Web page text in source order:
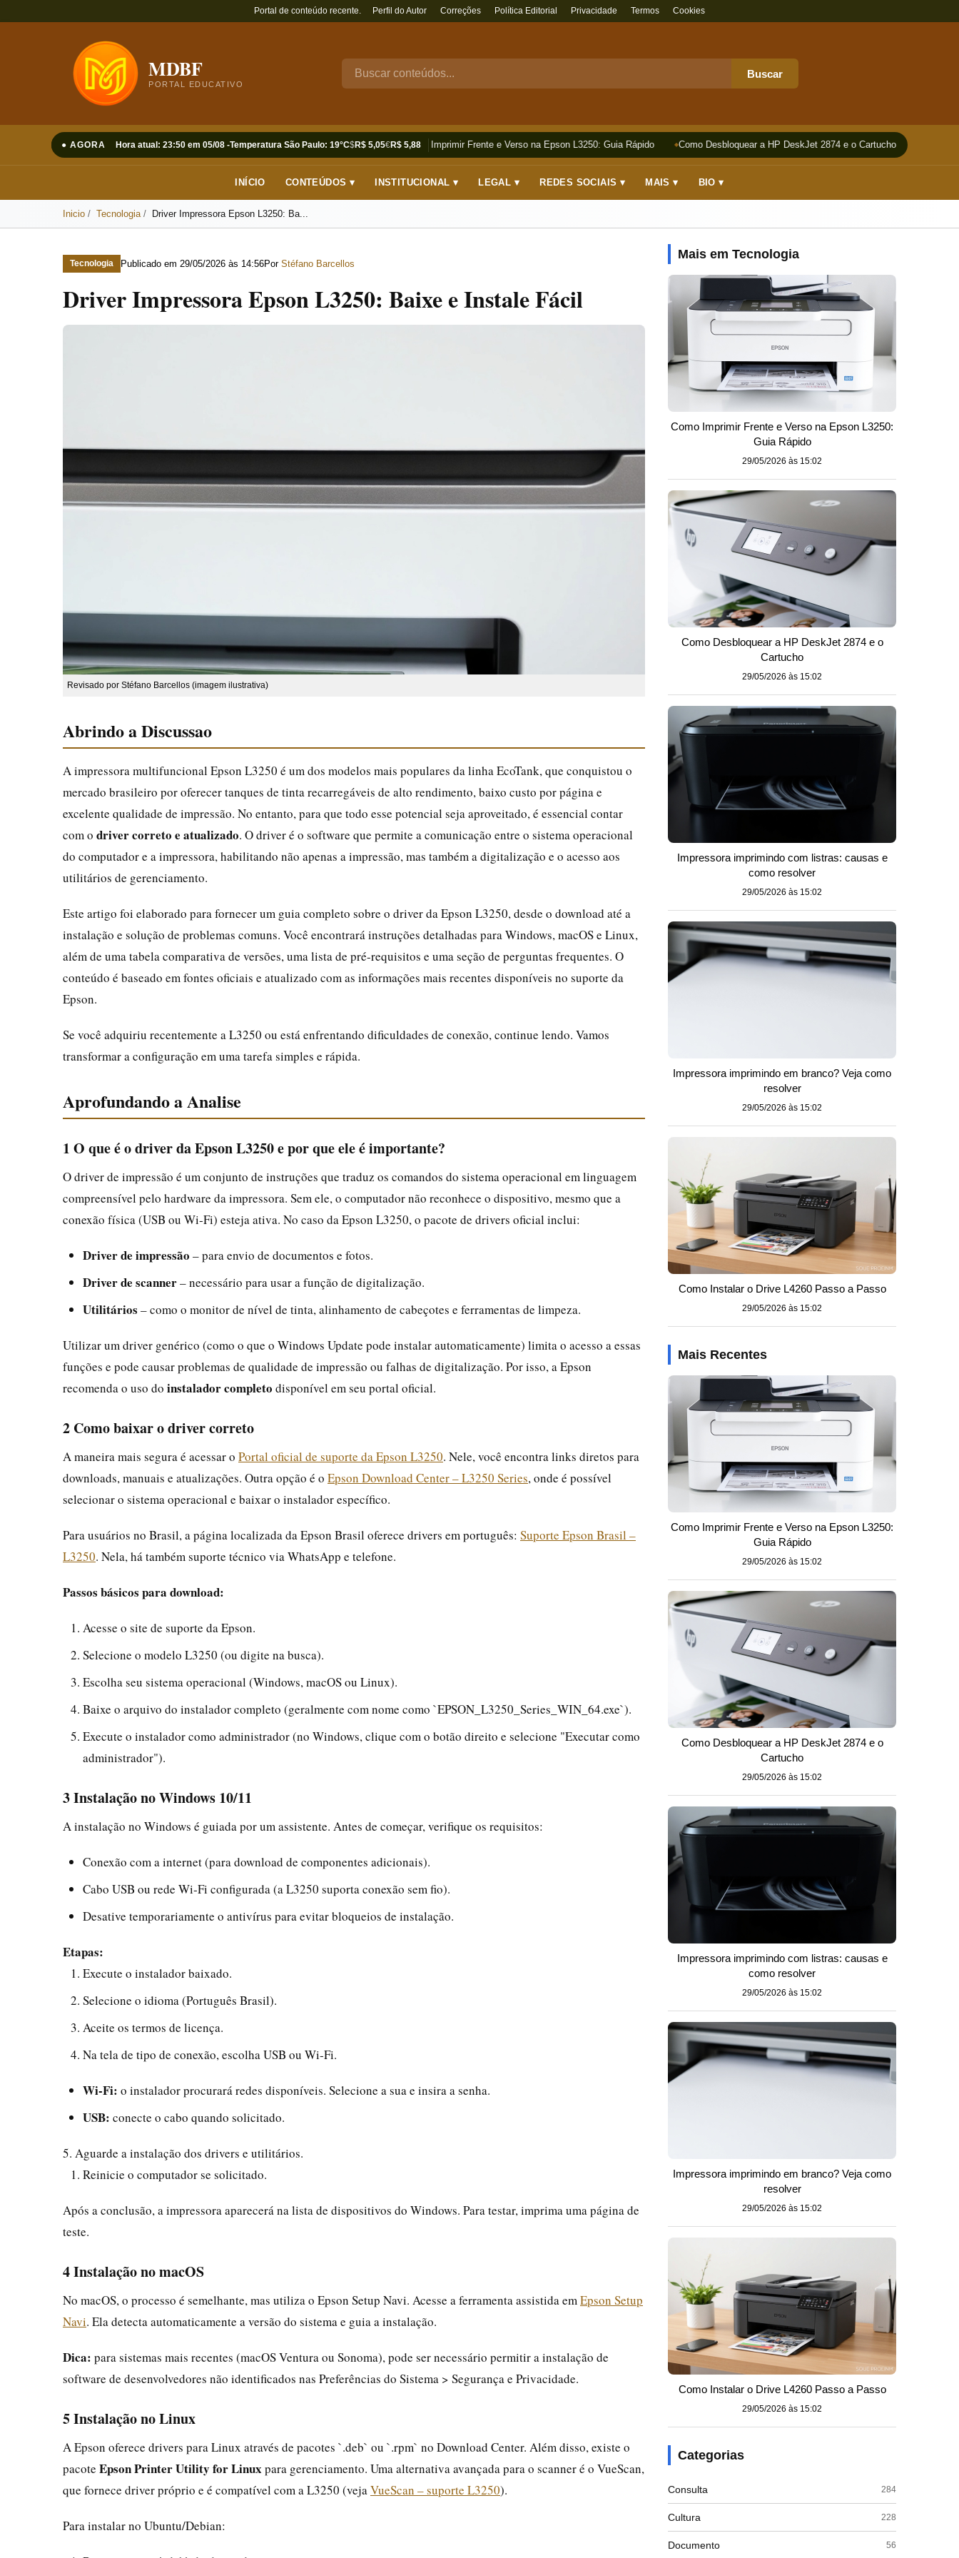
Portal de conteúdo recente. Perfil do Autor Correções Política Editorial Privacidade Termos Cookies
MDBF
PORTAL EDUCATIVO
Buscar
● AGORA Hora atual: 23:50 em 05/08 -Temperatura São Paulo: 19°C$R$ 5,05€R$ 5,88
Como Imprimir Frente e Verso na Epson L3250: Guia Rápido Como Desbloquear a HP DeskJet 2874 e o Cartucho
INÍCIO CONTEÚDOS ▾ INSTITUCIONAL ▾ LEGAL ▾ REDES SOCIAIS ▾ MAIS ▾ BIO ▾
Inicio Tecnologia Driver Impressora Epson L3250: Ba...
Tecnologia Publicado em 29/05/2026 às 14:56Por Stéfano Barcellos
Driver Impressora Epson L3250: Baixe e Instale Fácil
Revisado por Stéfano Barcellos (imagem ilustrativa)
Abrindo a Discussao
A impressora multifuncional Epson L3250 é um dos modelos mais populares da linha EcoTank, que conquistou o
mercado brasileiro por oferecer tanques de tinta recarregáveis de alto rendimento, baixo custo por página e
excelente qualidade de impressão. No entanto, para que todo esse potencial seja aproveitado, é essencial contar
com o driver correto e atualizado. O driver é o software que permite a comunicação entre o sistema operacional
do computador e a impressora, habilitando não apenas a impressão, mas também a digitalização e o acesso aos
utilitários de gerenciamento.
Este artigo foi elaborado para fornecer um guia completo sobre o driver da Epson L3250, desde o download até a
instalação e solução de problemas comuns. Você encontrará instruções detalhadas para Windows, macOS e Linux,
além de uma tabela comparativa de versões, uma lista de pré-requisitos e uma seção de perguntas frequentes. O
conteúdo é baseado em fontes oficiais e atualizado com as informações mais recentes disponíveis no suporte da
Epson.
Se você adquiriu recentemente a L3250 ou está enfrentando dificuldades de conexão, continue lendo. Vamos
transformar a configuração em uma tarefa simples e rápida.
Aprofundando a Analise
1 O que é o driver da Epson L3250 e por que ele é importante?
O driver de impressão é um conjunto de instruções que traduz os comandos do sistema operacional em linguagem
compreensível pelo hardware da impressora. Sem ele, o computador não reconhece o dispositivo, mesmo que a
conexão física (USB ou Wi‑Fi) esteja ativa. No caso da Epson L3250, o pacote de drivers oficial inclui:
Driver de impressão – para envio de documentos e fotos.
Driver de scanner– necessário para usar a função de digitalização.
Utilitários – como o monitor de nível de tinta, alinhamento de cabeçotes e ferramentas de limpeza.
Utilizar um driver genérico (como o que o Windows Update pode instalar automaticamente) limita o acesso a essas
funções e pode causar problemas de qualidade de impressão ou falhas de digitalização. Por isso, a Epson
recomenda o uso do instalador completo disponível em seu portal oficial.
2 Como baixar o driver correto
A maneira mais segura é acessar o Portal oficial de suporte da Epson L3250. Nele, você encontra links diretos para
downloads, manuais e atualizações. Outra opção é o Epson Download Center – L3250 Series, onde é possível
selecionar o sistema operacional e baixar o instalador específico.
Para usuários no Brasil, a página localizada da Epson Brasil oferece drivers em português: Suporte Epson Brasil –
L3250. Nela, há também suporte técnico via WhatsApp e telefone.
Passos básicos para download:
Acesse o site de suporte da Epson.
Selecione o modelo L3250 (ou digite na busca).
Escolha seu sistema operacional (Windows, macOS ou Linux).
Baixe o arquivo do instalador completo (geralmente com nome como `EPSON_L3250_Series_WIN_64.exe`).
Execute o instalador como administrador (no Windows, clique com o botão direito e selecione "Executar como
administrador").
3 Instalação no Windows 10/11
A instalação no Windows é guiada por um assistente. Antes de começar, verifique os requisitos:
Conexão com a internet (para download de componentes adicionais).
Cabo USB ou rede Wi‑Fi configurada (a L3250 suporta conexão sem fio).
Desative temporariamente o antivírus para evitar bloqueios de instalação.
Etapas:
Execute o instalador baixado.
Selecione o idioma (Português Brasil).
Aceite os termos de licença.
Na tela de tipo de conexão, escolha USB ou Wi‑Fi.
Wi‑Fi: o instalador procurará redes disponíveis. Selecione a sua e insira a senha.
USB: conecte o cabo quando solicitado.
5. Aguarde a instalação dos drivers e utilitários.
Reinicie o computador se solicitado.
Após a conclusão, a impressora aparecerá na lista de dispositivos do Windows. Para testar, imprima uma página de
teste.
4 Instalação no macOS
No macOS, o processo é semelhante, mas utiliza o Epson Setup Navi. Acesse a ferramenta assistida em Epson Setup
Navi. Ela detecta automaticamente a versão do sistema e guia a instalação.
Dica: para sistemas mais recentes (macOS Ventura ou Sonoma), pode ser necessário permitir a instalação de
software de desenvolvedores não identificados nas Preferências do Sistema > Segurança e Privacidade.
5 Instalação no Linux
A Epson oferece drivers para Linux através de pacotes `.deb` ou `.rpm` no Download Center. Além disso, existe o
pacote Epson Printer Utility for Linuxpara gerenciamento. Uma alternativa avançada para o scanner é o VueScan,
que fornece driver próprio e é compatível com a L3250 (veja VueScan – suporte L3250).
Para instalar no Ubuntu/Debian:
Mais em Tecnologia
Como Imprimir Frente e Verso na Epson L3250:
Guia Rápido
29/05/2026 às 15:02
Como Desbloquear a HP DeskJet 2874 e o
Cartucho
29/05/2026 às 15:02
Impressora imprimindo com listras: causas e
como resolver
29/05/2026 às 15:02
Impressora imprimindo em branco? Veja como
resolver
29/05/2026 às 15:02
Como Instalar o Drive L4260 Passo a Passo
29/05/2026 às 15:02
Mais Recentes
Como Imprimir Frente e Verso na Epson L3250:
Guia Rápido
29/05/2026 às 15:02
Como Desbloquear a HP DeskJet 2874 e o
Cartucho
29/05/2026 às 15:02
Impressora imprimindo com listras: causas e
como resolver
29/05/2026 às 15:02
Impressora imprimindo em branco? Veja como
resolver
29/05/2026 às 15:02
Como Instalar o Drive L4260 Passo a Passo
29/05/2026 às 15:02
Categorias
Consulta 284
Cultura 228
Documento 56